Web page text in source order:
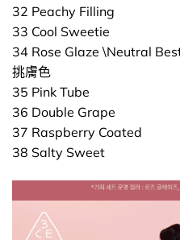
32 Peachy Filling
33 Cool Sweetie
34 Rose Glaze \Neutral
挑膚色
35 Pink Tube
36 Double Grape
37 Raspberry Coated
38 Salty Sweet